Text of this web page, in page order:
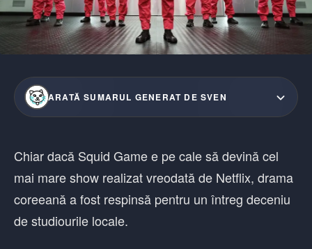
ARATĂ SUMARUL GENERAT DE SVEN
Chiar dacă Squid Game e pe cale să devină cel
mai mare show realizat vreodată de Netflix, drama
coreeană a fost respinsă pentru un întreg deceniu
de studiourile locale.